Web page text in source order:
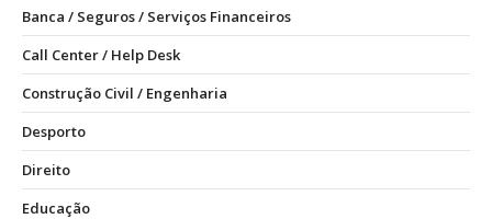
Banca / Seguros / Serviços Financeiros
Call Center / Help Desk
Construção Civil / Engenharia
Desporto
Direito
Educação